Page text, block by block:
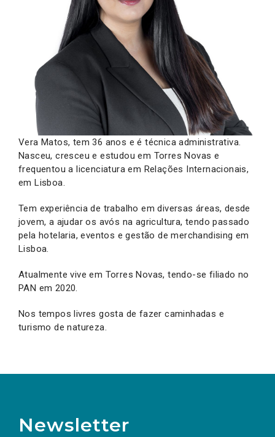
Vera Matos, tem 36 anos e é técnica administrativa.
Nasceu, cresceu e estudou em Torres Novas e
frequentou a licenciatura em Relações Internacionais,
em Lisboa.
Tem experiência de trabalho em diversas áreas, desde
jovem, a ajudar os avós na agricultura, tendo passado
pela hotelaria, eventos e gestão de merchandising em
Lisboa.
Atualmente vive em Torres Novas, tendo-se filiado no
PAN em 2020.
Nos tempos livres gosta de fazer caminhadas e
turismo de natureza.
Newsletter